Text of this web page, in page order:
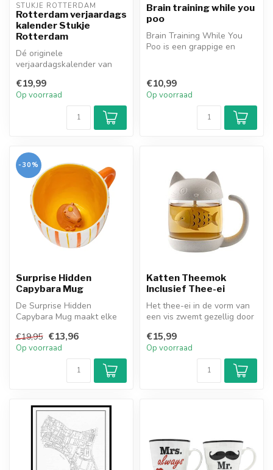
STUKJE ROTTERDAM
Rotterdam verjaardags
kalender Stukje
Rotterdam
Dé originele
verjaardagskalender van
tofste gebouwen ...
€19,99
Op voorraad
Brain training while you
poo
Brain Training While You
Poo is een grappige en
€10,99
Op voorraad
-30%
Surprise Hidden
Capybara Mug
De Surprise Hidden
Capybara Mug maakt elke
drinkt, v...
€19,95 €13,96
Op voorraad
Katten Theemok
Inclusief Thee-ei
Het thee-ei in de vorm van
een vis zwemt gezellig door
€15,99
Op voorraad